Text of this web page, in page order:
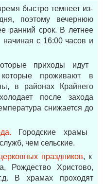
быстро темнеет из-
поэтому вечернюю
ранний срок. В летнее
с 16:00 часов и
приходы идут
которые проживают в
в районах Крайнего
после захода
снижается до
Городские храмы
чем сельские.
праздников, к
Рождество Христово,
В храмах проходят